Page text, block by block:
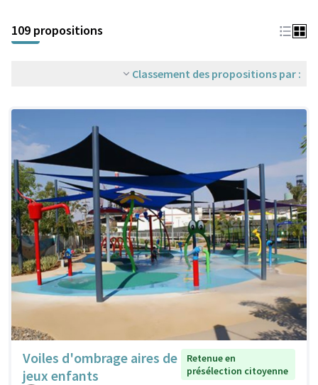
+
−
109 propositions
Classement des propositions par :
Voiles d'ombrage aires de
jeux enfants
Retenue en
présélection citoyenne